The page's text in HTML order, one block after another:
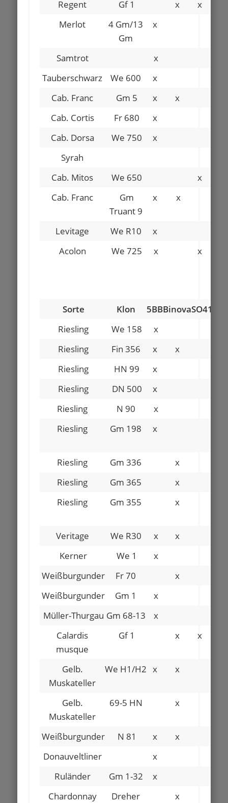
Regent Gf 1 x
x
Merlot
4 Gm/13
Gm
x
Samtrot
x
Tauberschwarz
We 600
x
Cab. Franc
Gm 5 x
x
Cab. Cortis
Fr 680
x
Cab. Dorsa
We 750
x
Syrah
Cab. Mitos
We 650
x
Cab. Franc
Gm
Truant 9
x x
Levitage We R10
x
Acolon
We 725 x x
Sorte Klon 5BBBinovaSO4
Riesling
We 158
x
Riesling
Fin 356 x
x
Riesling
HN 99
x
Riesling
DN 500
x
Riesling
N 90 x
Riesling
Gm 198 x
Riesling Gm 336
x
Riesling
Gm 365
x
Riesling
Gm 355 x
Veritage We R30 x
x
Kerner
We 1 x
Weißburgunder
Fr 70
x
Weißburgunder
Gm 1
x
Müller-Thurgau Gm 68-13
x
Calardis
musque
Gf 1 x x
Gelb.
Muskateller
We H1/H2 x x
Gelb.
Muskateller
69-5 HN x
Weißburgunder N 81 x
x
Donauveltliner
x
Ruländer
Gm 1-32 x
Chardonnay
Dreher
x